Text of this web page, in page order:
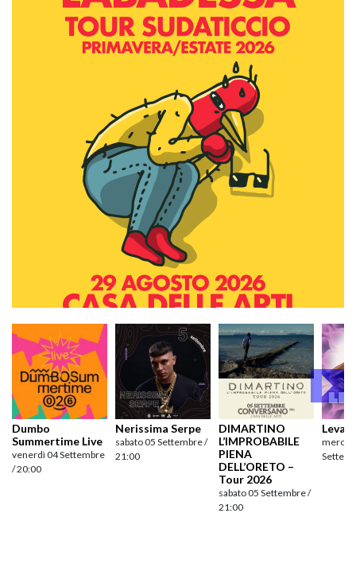
Dumbo
Summertime Live
venerdì 04 Settembre
/ 20:00
Nerissima Serpe
sabato 05 Settembre /
21:00
DIMARTINO
L’IMPROBABILE
PIENA
DELL’ORETO –
Tour 2026
sabato 05 Settembre /
21:00